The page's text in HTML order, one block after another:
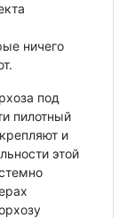
ничего
под
пилотный
и
этой